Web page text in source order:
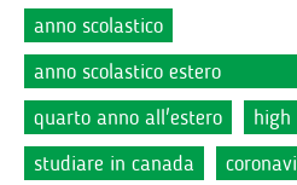
anno scolastico
anno scolastico estero
quarto anno all'estero
high
studiare in canada